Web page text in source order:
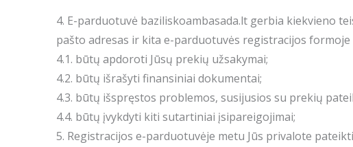
4. E-parduotuvė baziliskoambasada.lt gerbia kiekvieno
pašto adresas ir kita e-parduotuvės registracijos
4.1. būtų apdoroti Jūsų prekių užsakymai;
4.2. būtų išrašyti finansiniai dokumentai;
4.3. būtų išspręstos problemos, susijusios su prekių
4.4. būtų įvykdyti kiti sutartiniai įsipareigojimai;
5. Registracijos e-parduotuvėje metu Jūs privalote